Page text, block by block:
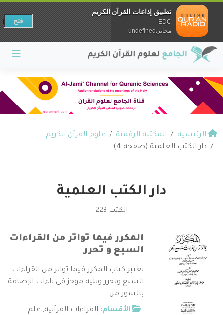
الرئيسية المكتبة الرقمية
علوم القرآن الكريم
دار الكتب العلمية (صفحة 4)
دار الكتب العلمية
الكتب 223
المكرر فيما تواتر من القراءات
السبع و تحرر
يعتبر كتاب المكرر فيما تواتر من القراءات
السبع وتحرر ويليه موجز في ياءات الإضافة
بالسور من ...
الأقسام: القراءات القرآنية, علم
تطبيق إذاعات القرآن الكريم
EDC
مجانيundefined
فتح